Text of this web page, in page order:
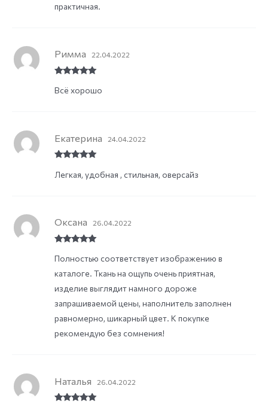
практичная.
of 5
Римма 22.04.2022
Всё хорошо
of 5
Екатерина 24.04.2022
Легкая, удобная , стильная, оверсайз
of 5
Оксана 26.04.2022
Полностью соответствует изображению в
каталоге. Ткань на ощупь очень приятная,
изделие выглядит намного дороже
запрашиваемой цены, наполнитель заполнен
равномерно, шикарный цвет. К покупке
рекомендую без сомнения!
Наталья 26.04.2022